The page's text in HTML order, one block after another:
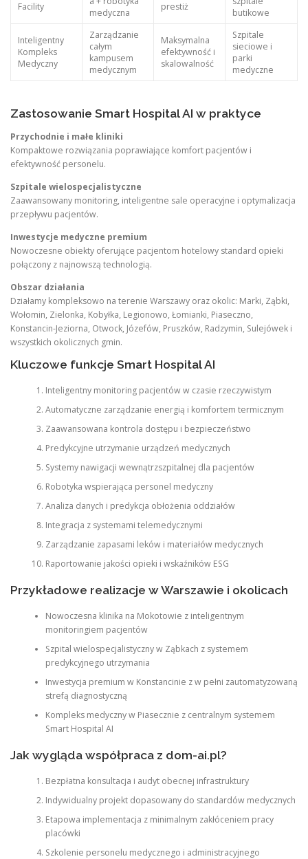
Facility
medyczna
prestiż
butikowe
Inteligentny
Kompleks
Medyczny
Zarządzanie
całym
kampusem
medycznym
Maksymalna
efektywność i
skalowalność
Szpitale
sieciowe i
parki
medyczne
Zastosowanie Smart Hospital AI w praktyce
Przychodnie i małe kliniki
Kompaktowe rozwiązania poprawiające komfort pacjentów i
efektywność personelu.
Szpitale wielospecjalistyczne
Zaawansowany monitoring, inteligentne sale operacyjne i optymalizacja
przepływu pacjentów.
Inwestycje medyczne premium
Nowoczesne obiekty oferujące pacjentom hotelowy standard opieki
połączony z najnowszą technologią.
Obszar działania
Działamy kompleksowo na terenie Warszawy oraz okolic: Marki, Ząbki,
Wołomin, Zielonka, Kobyłka, Legionowo, Łomianki, Piaseczno,
Konstancin-Jeziorna, Otwock, Józefów, Pruszków, Radzymin, Sulejówek i
wszystkich okolicznych gmin.
Kluczowe funkcje Smart Hospital AI
Inteligentny monitoring pacjentów w czasie rzeczywistym
Automatyczne zarządzanie energią i komfortem termicznym
Zaawansowana kontrola dostępu i bezpieczeństwo
Predykcyjne utrzymanie urządzeń medycznych
Systemy nawigacji wewnątrzszpitalnej dla pacjentów
Robotyka wspierająca personel medyczny
Analiza danych i predykcja obłożenia oddziałów
Integracja z systemami telemedycznymi
Zarządzanie zapasami leków i materiałów medycznych
Raportowanie jakości opieki i wskaźników ESG
Przykładowe realizacje w Warszawie i okolicach
Nowoczesna klinika na Mokotowie z inteligentnym
monitoringiem pacjentów
Szpital wielospecjalistyczny w Ząbkach z systemem
predykcyjnego utrzymania
Inwestycja premium w Konstancinie z w pełni zautomatyzowaną
strefą diagnostyczną
Kompleks medyczny w Piasecznie z centralnym systemem
Smart Hospital AI
Jak wygląda współpraca z dom-ai.pl?
Bezpłatna konsultacja i audyt obecnej infrastruktury
Indywidualny projekt dopasowany do standardów medycznych
Etapowa implementacja z minimalnym zakłóceniem pracy
placówki
Szkolenie personelu medycznego i administracyjnego